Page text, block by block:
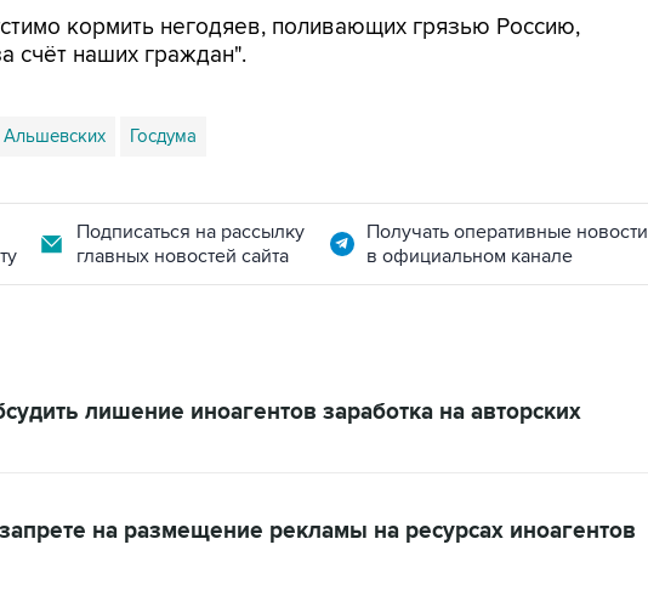
кормить негодяев, поливающих грязью Россию,
счёт наших граждан".
Госдума
Подписаться на рассылку
главных новостей сайта
Получать оперативные новости
в официальном канале
лишение иноагентов заработка на авторских
на размещение рекламы на ресурсах иноагентов